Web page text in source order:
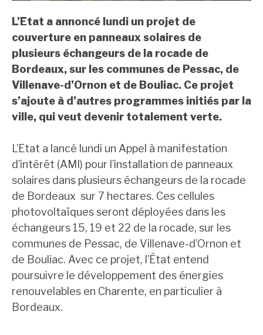
L’Etat a annoncé lundi un projet de
couverture en panneaux solaires de
plusieurs échangeurs de la rocade de
Bordeaux, sur les communes de Pessac, de
Villenave-d’Ornon et de Bouliac. Ce projet
s’ajoute à d’autres programmes initiés par la
ville, qui veut devenir totalement verte.
L’Etat a lancé lundi un Appel à manifestation
d’intérêt (AMI) pour l’installation de panneaux
solaires dans plusieurs échangeurs de la rocade
de Bordeaux sur 7 hectares. Ces cellules
photovoltaïques seront déployées dans les
échangeurs 15, 19 et 22 de la rocade, sur les
communes de Pessac, de Villenave-d’Ornon et
de Bouliac. Avec ce projet, l’État entend
poursuivre le développement des énergies
renouvelables en Charente, en particulier à
Bordeaux.